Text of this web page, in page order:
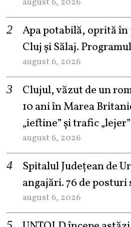
Apa potabilă, oprită
Cluj și Sălaj.
august 6, 2026
Clujul, văzut de un
10 ani în Marea
„ieftine” și trafic „lejer”
august 6, 2026
Spitalul Județean de
angajări. 76 de posturi
august 6, 2026